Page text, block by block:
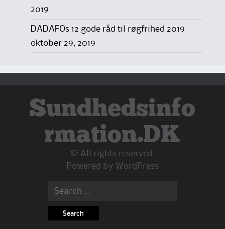
2019
DADAFOs 12 gode råd til røgfrihed 2019
oktober 29, 2019
Sundhedsinfo
rmation.DK
© All rights reserved.
Powered by WordPress
Search